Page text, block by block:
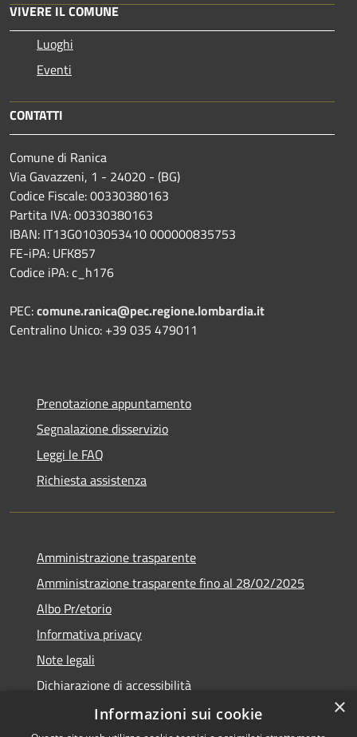
VIVERE IL COMUNE
Luoghi
Eventi
CONTATTI
Comune di Ranica
Via Gavazzeni, 1 - 24020 - (BG)
Codice Fiscale: 00330380163
Partita IVA: 00330380163
IBAN: IT13G0103053410 000000835753
FE-iPA: UFK857
Codice iPA: c_h176
PEC:comune.ranica@pec.regione.lombardia.it
Centralino Unico: +39 035 479011
Prenotazione appuntamento
Segnalazione disservizio
Leggi le FAQ
Richiesta assistenza
Amministrazione trasparente
Amministrazione trasparente fino al 28/02/2025
Albo Pr/etorio
Informativa privacy
Note legali
Dichiarazione di accessibilità
Obiettivi di accessibilità
×
Informazioni sui cookie